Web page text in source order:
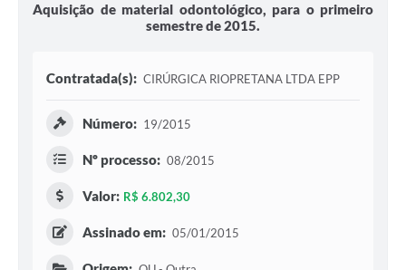
Aquisição de material odontológico, para o primeiro
semestre de 2015.
Contratada(s): CIRÚRGICA RIOPRETANA LTDA EPP
Número: 19/2015
Nº processo: 08/2015
Valor: R$ 6.802,30
Assinado em: 05/01/2015